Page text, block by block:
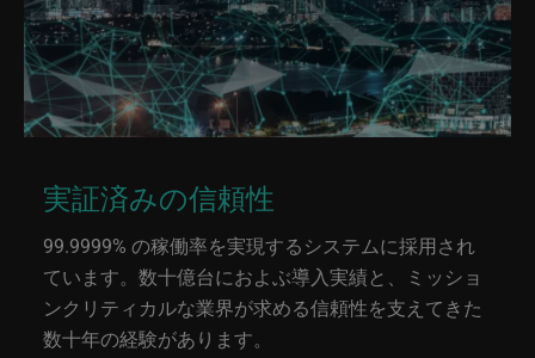
実証済みの信頼性
99.9999% の稼働率を実現するシステムに採用され
ています。数十億台におよぶ導入実績と、ミッショ
ンクリティカルな業界が求める信頼性を支えてきた
数十年の経験があります。